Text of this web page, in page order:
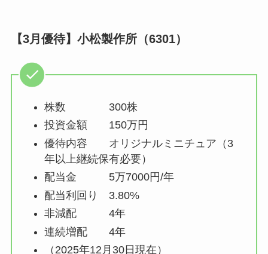
【3月優待】小松製作所（6301）
株数 300株
投資金額 150万円
優待内容 オリジナルミニチュア（3
年以上継続保有必要）
配当金 5万7000円/年
配当利回り 3.80%
非減配 4年
連続増配 4年
（2025年12月30日現在）